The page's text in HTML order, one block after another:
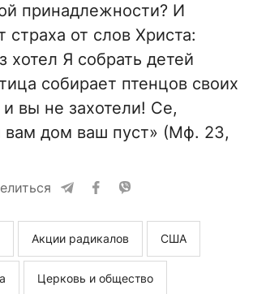
принадлежности? И
страха от слов Христа:
хотел Я собрать детей
собирает птенцов своих
вы не захотели! Се,
вам дом ваш пуст» (Мф. 23,
Акции радикалов США
Церковь и общество